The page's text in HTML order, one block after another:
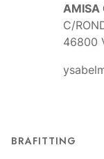
AMISA
C/
46800
Linki w stopce
BRAFITTING